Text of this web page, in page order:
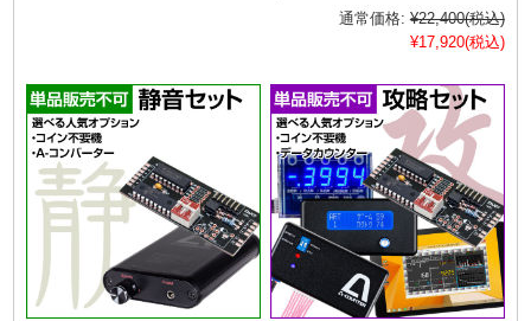
通常価格: ¥22,400(税込)
¥17,920(税込)